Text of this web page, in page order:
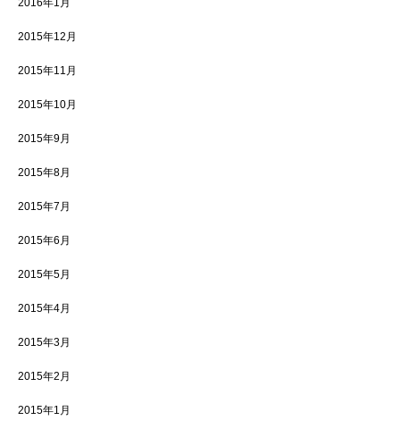
2016年1月
2015年12月
2015年11月
2015年10月
2015年9月
2015年8月
2015年7月
2015年6月
2015年5月
2015年4月
2015年3月
2015年2月
2015年1月